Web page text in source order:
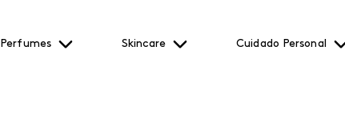
Perfumes Skincare Cuidado Personal